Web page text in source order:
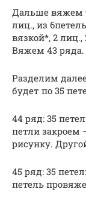
Дальше вяжем
лиц., из
вязкой*, 2
Вяжем 43 ряда.
Разделим
будет по 35
44 ряд: 35
петли закроем
рисунку.
45 ряд: 35
петель